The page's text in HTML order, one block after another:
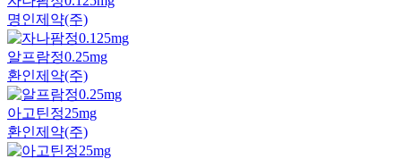
명인제약(주)
알프람정0.25mg
환인제약(주)
아고틴정25mg
환인제약(주)